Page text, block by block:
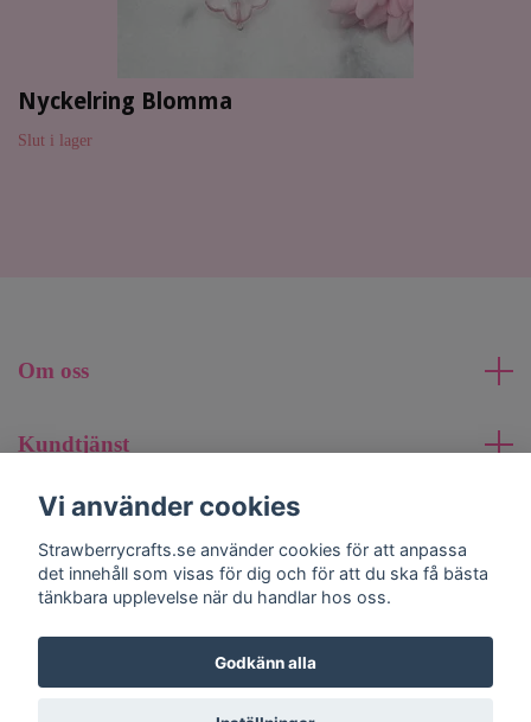
Nyckelring Blomma
Slut i lager
Om oss
Kundtjänst
Läs mer
Sociala medier
© 2026 strawberrycrafts.se
Vi använder cookies
Strawberrycrafts.se använder cookies för att anpassa
det innehåll som visas för dig och för att du ska få bästa
tänkbara upplevelse när du handlar hos oss.
Godkänn alla